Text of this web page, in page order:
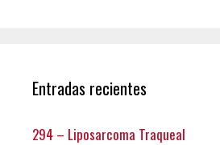
Entradas recientes
294 – Liposarcoma Traqueal